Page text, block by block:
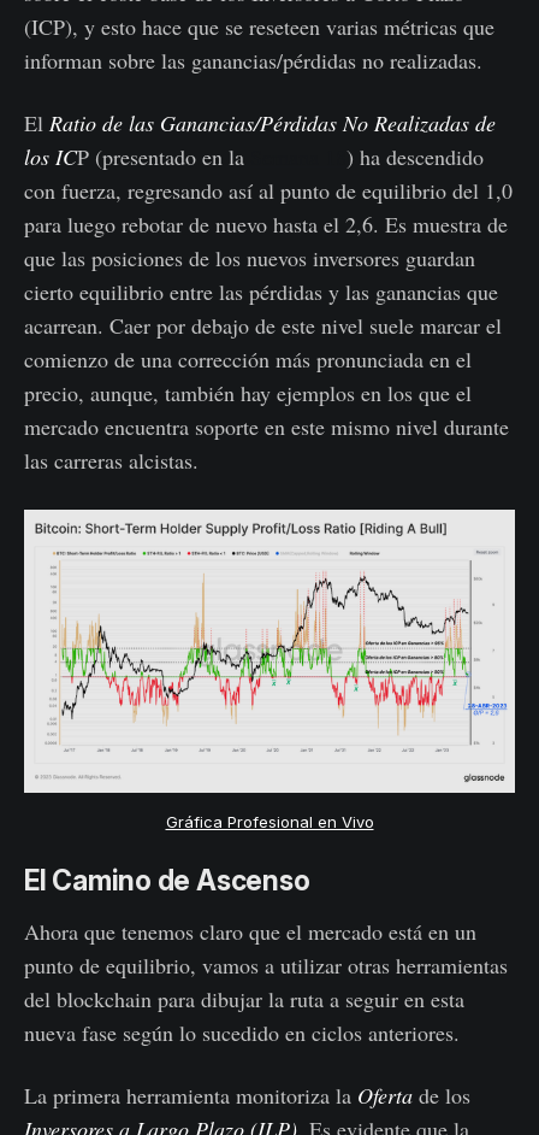
(ICP), y esto hace que se reseteen varias métricas que
informan sobre las ganancias/pérdidas no realizadas.
El Ratio de las Ganancias/Pérdidas No Realizadas de
los ICP (presentado en la
) ha descendido
con fuerza, regresando así al punto de equilibrio del 1,0
para luego rebotar de nuevo hasta el 2,6. Es muestra de
que las posiciones de los nuevos inversores guardan
cierto equilibrio entre las pérdidas y las ganancias que
acarrean. Caer por debajo de este nivel suele marcar el
comienzo de una corrección más pronunciada en el
precio, aunque, también hay ejemplos en los que el
mercado encuentra soporte en este mismo nivel durante
las carreras alcistas.
Gráfica Profesional en Vivo
El Camino de Ascenso
Ahora que tenemos claro que el mercado está en un
punto de equilibrio, vamos a utilizar otras herramientas
del blockchain para dibujar la ruta a seguir en esta
nueva fase según lo sucedido en ciclos anteriores.
La primera herramienta monitoriza la Oferta de los
Inversores a Largo Plazo (ILP). Es evidente que la